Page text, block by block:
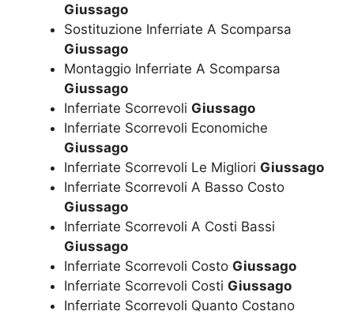
Giussago
Sostituzione Inferriate A Scomparsa
Giussago
Montaggio Inferriate A Scomparsa
Giussago
Inferriate Scorrevoli Giussago
Inferriate Scorrevoli Economiche
Giussago
Inferriate Scorrevoli Le Migliori Giussago
Inferriate Scorrevoli A Basso Costo
Giussago
Inferriate Scorrevoli A Costi Bassi
Giussago
Inferriate Scorrevoli Costo Giussago
Inferriate Scorrevoli Costi Giussago
Inferriate Scorrevoli Quanto Costano